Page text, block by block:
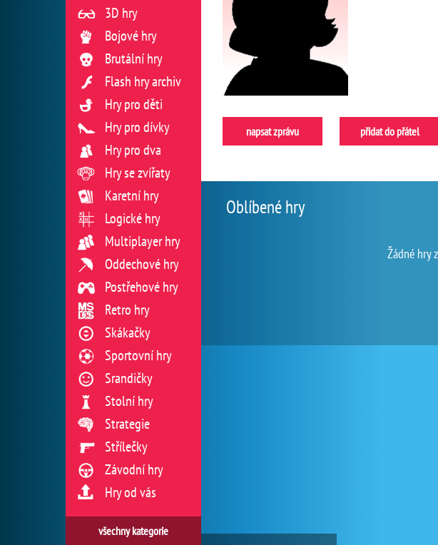
napsat zprávu přidat do přátel
Oblíbené hry
Žádné hry
3D hry
Bojové hry
Brutální hry
Flash hry archiv
Hry pro děti
Hry pro dívky
Hry pro dva
Hry se zvířaty
Karetní hry
Logické hry
Multiplayer hry
Oddechové hry
Postřehové hry
Retro hry
Skákačky
Sportovní hry
Srandičky
Stolní hry
Strategie
Střílečky
Závodní hry
Hry od vás
všechny kategorie